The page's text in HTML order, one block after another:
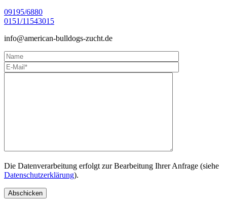
09195/6880
0151/11543015
info@american-bulldogs-zucht.de
Die Datenverarbeitung erfolgt zur Bearbeitung Ihrer Anfrage (siehe
Datenschutzerklärung).